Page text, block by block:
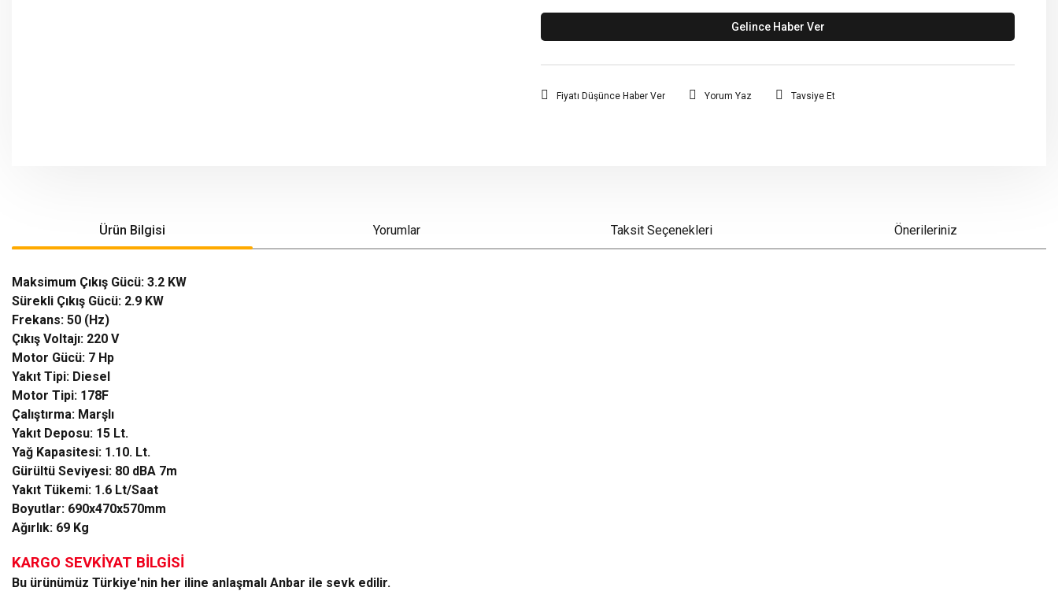
Gelince Haber Ver
Fiyatı Düşünce Haber Ver Yorum Yaz Tavsiye Et
Ürün Bilgisi Yorumlar Taksit Seçenekleri Önerileriniz
Maksimum Çıkış Gücü: 3.2 KW
Sürekli Çıkış Gücü: 2.9 KW
Frekans: 50 (Hz)
Çıkış Voltajı: 220 V
Motor Gücü: 7 Hp
Yakıt Tipi: Diesel
Motor Tipi: 178F
Çalıştırma: Marşlı
Yakıt Deposu: 15 Lt.
Yağ Kapasitesi: 1.10. Lt.
Gürültü Seviyesi: 80 dBA 7m
Yakıt Tükemi: 1.6 Lt/Saat
Boyutlar: 690x470x570mm
Ağırlık: 69 Kg
KARGO SEVKİYAT BİLGİSİ
Bu ürünümüz Türkiye'nin her iline anlaşmalı Anbar ile sevk edilir.